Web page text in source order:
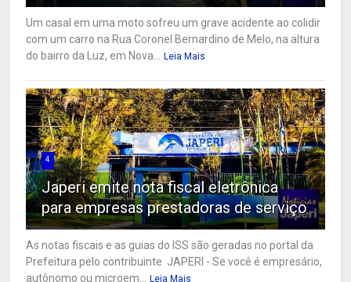
Um casal em uma moto sofreu um grave acidente ao colidir
com um carro na Rua Coronel Bernardino de Melo, na altura
do bairro da Luz, em Nova...
Leia Mais
4
Japeri emite nota fiscal eletrônica
para empresas prestadoras de serviço
As notas fiscais e as guias do ISS são geradas no portal da
Prefeitura pelo contribuinte JAPERI - Se você é empresário,
autônomo ou microem...
Leia Mais